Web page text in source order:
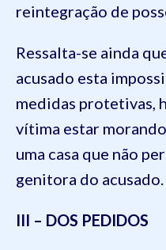
reintegração de
Ressalta-se ainda
acusado esta
medidas protetivas,
vítima estar
uma casa que não
genitora do acusado.
III – DOS PEDIDOS